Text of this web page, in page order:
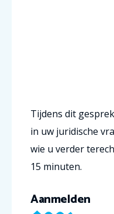
Tijdens dit
in uw juridische
wie u verder
15 minuten.
Aanmelden